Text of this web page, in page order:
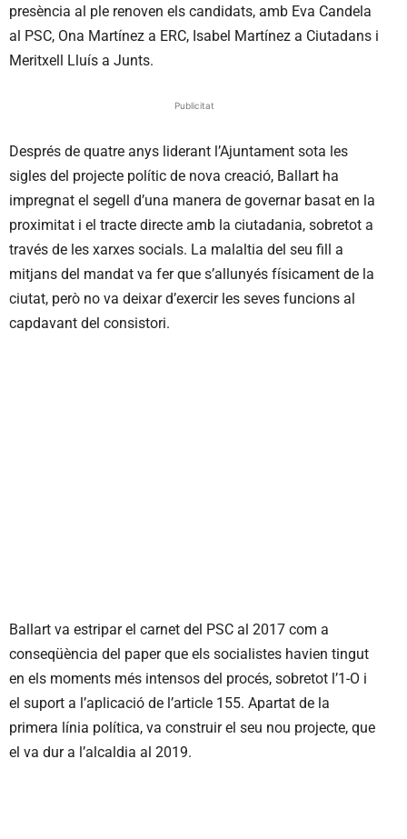
presència al ple renoven els candidats, amb Eva Candela
al PSC, Ona Martínez a ERC, Isabel Martínez a Ciutadans i
Meritxell Lluís a Junts.
Publicitat
Després de quatre anys liderant l’Ajuntament sota les
sigles del projecte polític de nova creació, Ballart ha
impregnat el segell d’una manera de governar basat en la
proximitat i el tracte directe amb la ciutadania, sobretot a
través de les xarxes socials. La malaltia del seu fill a
mitjans del mandat va fer que s’allunyés físicament de la
ciutat, però no va deixar d’exercir les seves funcions al
capdavant del consistori.
Ballart va estripar el carnet del PSC al 2017 com a
conseqüència del paper que els socialistes havien tingut
en els moments més intensos del procés, sobretot l’1-O i
el suport a l’aplicació de l’article 155. Apartat de la
primera línia política, va construir el seu nou projecte, que
el va dur a l’alcaldia al 2019.